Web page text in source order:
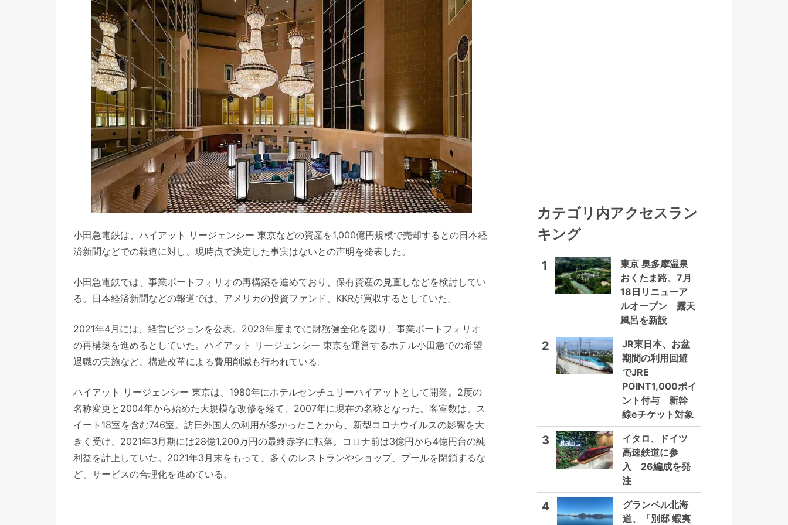
小田急電鉄は、ハイアット リージェンシー 東京などの資産を1,000億円規模で売却するとの日本経
済新聞などでの報道に対し、現時点で決定した事実はないとの声明を発表した。
小田急電鉄では、事業ポートフォリオの再構築を進めており、保有資産の見直しなどを検討してい
る。日本経済新聞などの報道では、アメリカの投資ファンド、KKRが買収するとしていた。
2021年4月には、経営ビジョンを公表。2023年度までに財務健全化を図り、事業ポートフォリオ
の再構築を進めるとしていた。ハイアット リージェンシー 東京を運営するホテル小田急での希望
退職の実施など、構造改革による費用削減も行われている。
ハイアット リージェンシー 東京は、1980年にホテルセンチュリーハイアットとして開業。2度の
名称変更と2004年から始めた大規模な改修を経て、2007年に現在の名称となった。客室数は、ス
イート18室を含む746室。訪日外国人の利用が多かったことから、新型コロナウイルスの影響を大
きく受け、2021年3月期には28億1,200万円の最終赤字に転落。コロナ前は3億円から4億円台の純
利益を計上していた。2021年3月末をもって、多くのレストランやショップ、プールを閉鎖するな
ど、サービスの合理化を進めている。
カテゴリ内アクセスラン
キング
1
東京 奥多摩温泉
おくたま路、7月
18日リニューア
ルオープン 露天
風呂を新設
2
JR東日本、お盆
期間の利用回避
でJRE
POINT1,000ポイ
ント付与 新幹
線eチケット対象
3
イタロ、ドイツ
高速鉄道に参
入 26編成を発
注
4
グランベル北海
道、「別邸 蝦夷